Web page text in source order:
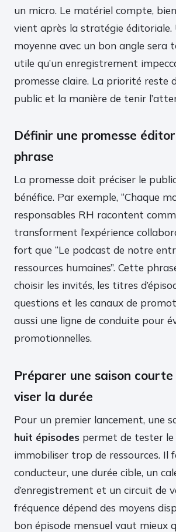
un micro. Le matériel compte,
vient après la stratégie éditoriale.
moyenne avec un bon angle sera
utile qu’un enregistrement
promesse claire. La priorité reste
public et la manière de tenir
Définir une promesse
phrase
La promesse doit préciser le
bénéfice. Par exemple, “Chaque
responsables RH racontent
transforment l’expérience
fort que “Le podcast de notre
ressources humaines”. Cette
choisir les invités, les titres
questions et les canaux de
aussi une ligne de conduite pour
promotionnelles.
Préparer une saison
viser la durée
Pour un premier lancement, une
huit épisodes permet de tester
immobiliser trop de ressources. Il
conducteur, une durée cible, un
d’enregistrement et un circuit de
fréquence dépend des moyens
bon épisode mensuel vaut mieux